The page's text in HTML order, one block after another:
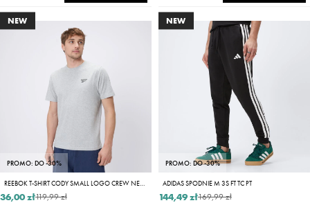
NEW
PROMO: DO -30%
REEBOK T-SHIRT CODY SMALL LOGO CREW NECK
119,99 zł
36,00 zł
NEW
PROMO: DO -30%
ADIDAS SPODNIE M 3S FT TC PT
169,99 zł
144,49 zł